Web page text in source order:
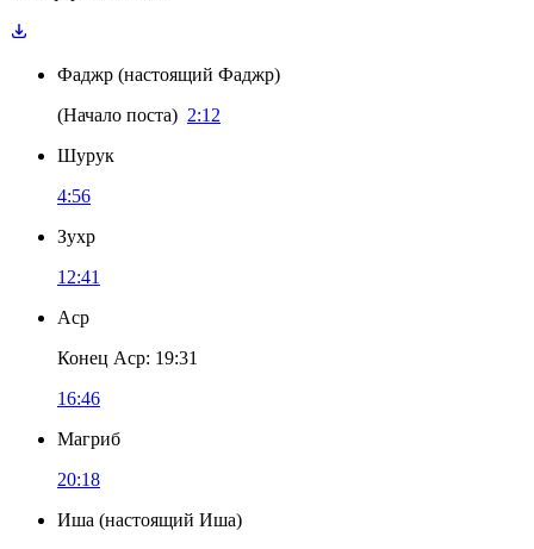
Фаджр (настоящий Фаджр)
(Начало поста) 2:12
Шурук
4:56
Зухр
12:41
Аср
Конец Аср: 19:31
16:46
Магриб
20:18
Иша (настоящий Иша)